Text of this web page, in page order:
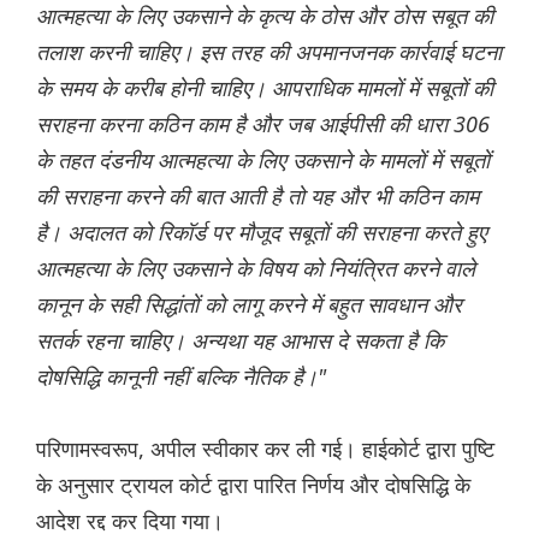
आत्महत्या के लिए उकसाने के कृत्य के ठोस और ठोस सबूत की
तलाश करनी चाहिए। इस तरह की अपमानजनक कार्रवाई घटना
के समय के करीब होनी चाहिए। आपराधिक मामलों में सबूतों की
सराहना करना कठिन काम है और जब आईपीसी की धारा 306
के तहत दंडनीय आत्महत्या के लिए उकसाने के मामलों में सबूतों
की सराहना करने की बात आती है तो यह और भी कठिन काम
है। अदालत को रिकॉर्ड पर मौजूद सबूतों की सराहना करते हुए
आत्महत्या के लिए उकसाने के विषय को नियंत्रित करने वाले
कानून के सही सिद्धांतों को लागू करने में बहुत सावधान और
सतर्क रहना चाहिए। अन्यथा यह आभास दे सकता है कि
दोषसिद्धि कानूनी नहीं बल्कि नैतिक है।"
परिणामस्वरूप, अपील स्वीकार कर ली गई। हाईकोर्ट द्वारा पुष्टि
के अनुसार ट्रायल कोर्ट द्वारा पारित निर्णय और दोषसिद्धि के
आदेश रद्द कर दिया गया।